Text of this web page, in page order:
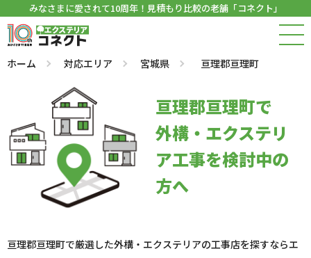
みなさまに愛されて10周年！見積もり比較の老舗「コネクト」
ホーム 対応エリア 宮城県 亘理郡亘理町
亘理郡亘理町で
外構・エクステリ
ア工事を検討中の
方へ
亘理郡亘理町で厳選した外構・エクステリアの工事店を探すならエ